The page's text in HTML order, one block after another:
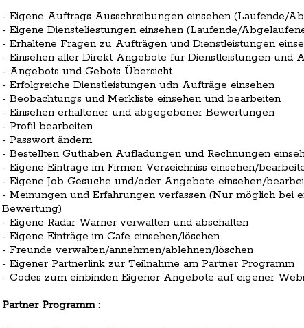
- Eigene Auftrags Ausschreibungen einsehen (Laufende/
- Eigene Diensteliestungen einsehen (Laufende/
- Erhaltene Fragen zu Aufträgen und Dienstleistungen
- Einsehen aller Direkt Angebote für Dienstleistungen und
- Angebots und Gebots Übersicht
- Erfolgreiche Dienstleistungen udn Aufträge einsehen
- Beobachtungs und Merkliste einsehen und bearbeiten
- Einsehen erhaltener und abgegebener Bewertungen
- Profil bearbeiten
- Passwort ändern
- Bestellten Guthaben Aufladungen und Rechnungen
- Eigene Einträge im Firmen Verzeichniss einsehen/
- Eigene Job Gesuche und/oder Angebote einsehen/
- Meinungen und Erfahrungen verfassen (Nur möglich bei
Bewertung)
- Eigene Radar Warner verwalten und abschalten
- Eigene Einträge im Cafe einsehen/löschen
- Freunde verwalten/annehmen/ablehnen/löschen
- Eigener Partnerlink zur Teilnahme am Partner Programm
- Codes zum einbinden Eigener Angebote auf eigener
Partner Programm :